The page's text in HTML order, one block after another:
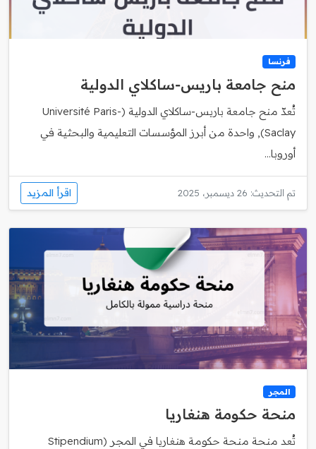
فرنسا
منح جامعة باريس‑ساكلاي الدولية
تُعدّ منح جامعة باريس‑ساكلاي الدولية (Université Paris-
Saclay), واحدة من أبرز المؤسسات التعليمية والبحثية في
أوروبا...
تم التحديث: 26 ديسمبر، 2025 اقرأ المزيد
المجر
منحة حكومة هنغاريا
تُعد منحة منحة حكومة هنغاريا في المجر (Stipendium